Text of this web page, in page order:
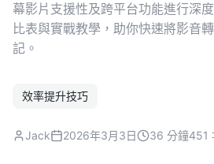
幕影片支援性及跨平台功能進行深
比表與實戰教學，助你快速將影音
記。
效率提升技巧
Jack 2026年3月3日 36 分鐘451